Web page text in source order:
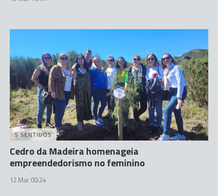
5 SENTIDOS
Cedro da Madeira homenageia
empreendedorismo no feminino
12 Mar 00:24